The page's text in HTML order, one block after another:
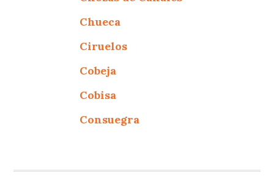
Chueca
Ciruelos
Cobeja
Cobisa
Consuegra